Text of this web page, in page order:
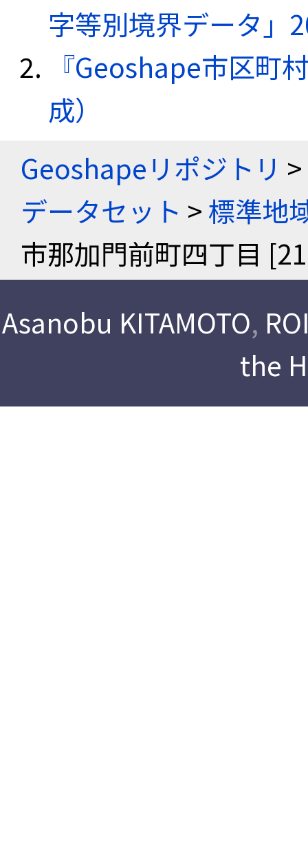
字等別境界データ」
『Geoshape市区町
成）
Geoshapeリポジトリ >
データセット >標準地
市那加門前町四丁目
Asanobu KITAMOTO,
the